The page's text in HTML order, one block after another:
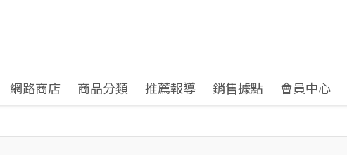
網路商店 商品分類 推薦報導 銷售據點 會員中心